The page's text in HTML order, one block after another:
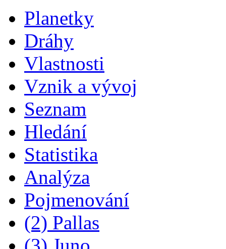
Planetky
Dráhy
Vlastnosti
Vznik a vývoj
Seznam
Hledání
Statistika
Analýza
Pojmenování
(2) Pallas